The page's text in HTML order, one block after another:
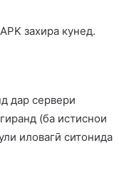
захира кунед.
дар сервери
(ба истиснои
иловагӣ ситонида